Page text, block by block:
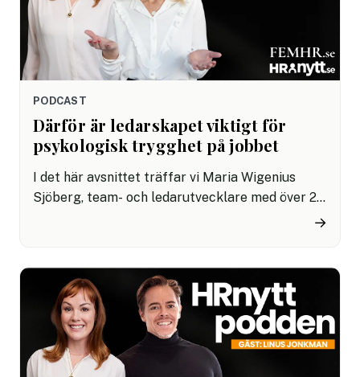
PODCAST
Därför är ledarskapet viktigt för
psykologisk trygghet på jobbet
I det här avsnittet träffar vi Maria Wigenius
Sjöberg, team- och ledarutvecklare med över 20
brinner för det livslånga lärandet.
→